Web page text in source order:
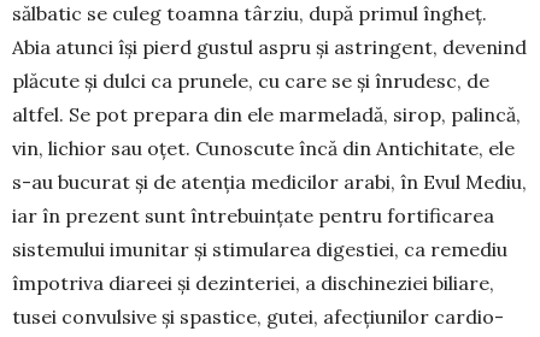
sălbatic se culeg toamna târziu, după primul îngheț.
Abia atunci își pierd gustul aspru și astringent, devenind
plăcute și dulci ca prunele, cu care se și înrudesc, de
altfel. Se pot prepara din ele marmeladă, sirop, palincă,
vin, lichior sau oțet. Cunoscute încă din Antichitate, ele
s-au bucurat și de atenția medicilor arabi, în Evul Mediu,
iar în prezent sunt întrebuințate pentru fortificarea
sistemului imunitar și stimularea digestiei, ca remediu
împotriva diareei și dezinteriei, a dischineziei biliare,
tusei convulsive și spastice, gutei, afecțiunilor cardio­